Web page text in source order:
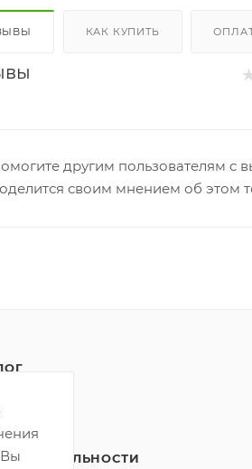
КАК КУПИТЬ
другим пользователям с
своим мнением об этом
Вы